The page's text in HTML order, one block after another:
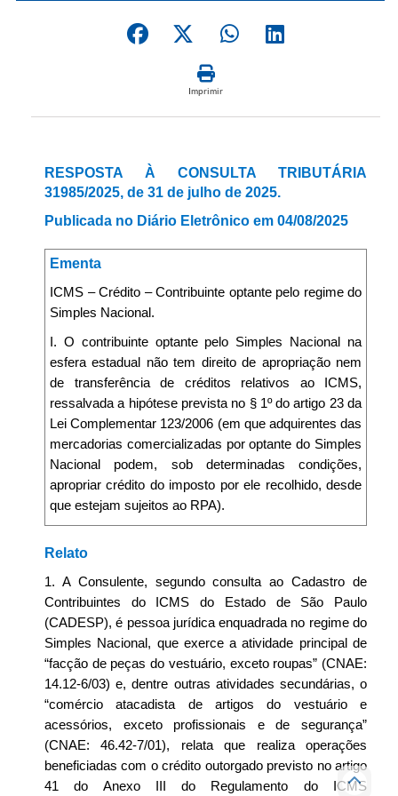
Imprimir
RESPOSTA À CONSULTA TRIBUTÁRIA
31985/2025, de 31 de julho de 2025.
Publicada no Diário Eletrônico em 04/08/2025
Ementa
ICMS – Crédito – Contribuinte optante pelo regime do
Simples Nacional.
I. O contribuinte optante pelo Simples Nacional na
esfera estadual não tem direito de apropriação nem
de transferência de créditos relativos ao ICMS,
ressalvada a hipótese prevista no § 1º do artigo 23 da
Lei Complementar 123/2006 (em que adquirentes das
mercadorias comercializadas por optante do Simples
Nacional podem, sob determinadas condições,
apropriar crédito do imposto por ele recolhido, desde
que estejam sujeitos ao RPA).
Relato
1. A Consulente, segundo consulta ao Cadastro de
Contribuintes do ICMS do Estado de São Paulo
(CADESP), é pessoa jurídica enquadrada no regime do
Simples Nacional, que exerce a atividade principal de
“facção de peças do vestuário, exceto roupas” (CNAE:
14.12-6/03) e, dentre outras atividades secundárias, o
“comércio atacadista de artigos do vestuário e
acessórios, exceto profissionais e de segurança”
(CNAE: 46.42-7/01), relata que realiza operações
beneficiadas com o crédito outorgado previsto no artigo
41 do Anexo III do Regulamento do ICMS